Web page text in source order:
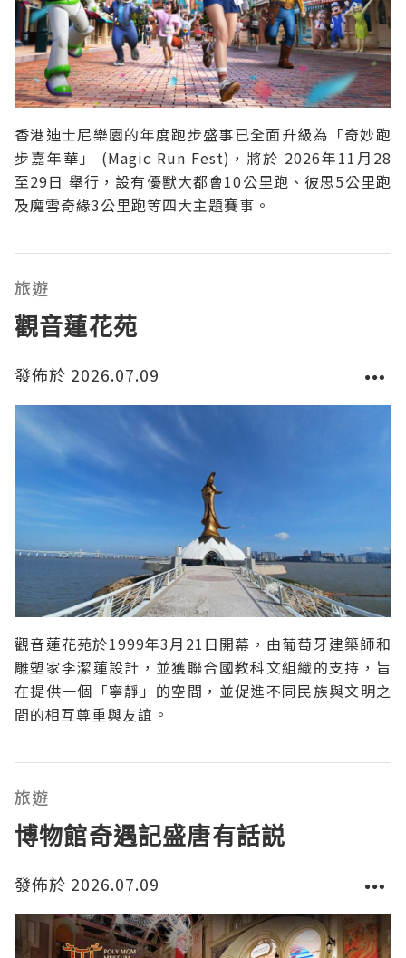
香港迪士尼樂園的年度跑步盛事已全面升級為「奇妙跑
步嘉年華」 (Magic Run Fest)，將於 2026年11月28
至29日 舉行，設有優獸大都會10公里跑、彼思5公里跑
及魔雪奇緣3公里跑等四大主題賽事。
旅遊
觀音蓮花苑
發佈於 2026.07.09
觀音蓮花苑於1999年3月21日開幕，由葡萄牙建築師和
雕塑家李潔蓮設計，並獲聯合國教科文組織的支持，旨
在提供一個「寧靜」的空間，並促進不同民族與文明之
間的相互尊重與友誼。
旅遊
博物館奇遇記盛唐有話説
發佈於 2026.07.09